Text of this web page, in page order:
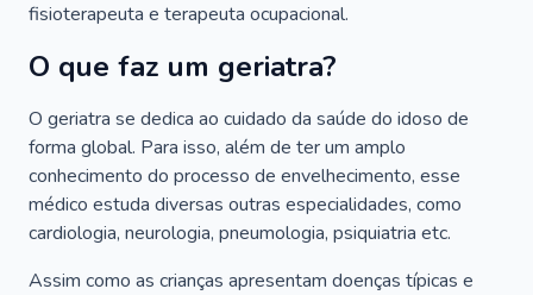
fisioterapeuta e terapeuta ocupacional.
O que faz um geriatra?
O geriatra se dedica ao cuidado da saúde do idoso de
forma global. Para isso, além de ter um amplo
conhecimento do processo de envelhecimento, esse
médico estuda diversas outras especialidades, como
cardiologia, neurologia, pneumologia, psiquiatria etc.
Assim como as crianças apresentam doenças típicas e